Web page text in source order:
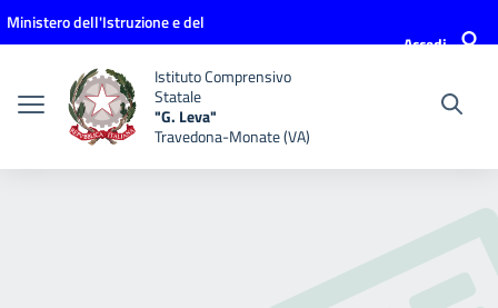
Vai ai contenuti
Vai al menu di navigazione
Vai al footer
Ministero dell'Istruzione e del
Accedi
Istituto Comprensivo
Statale
"G. Leva"
Travedona-Monate (VA)